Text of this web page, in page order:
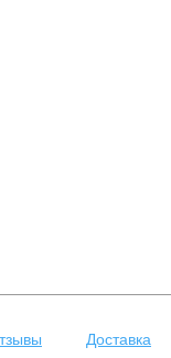
Доставка